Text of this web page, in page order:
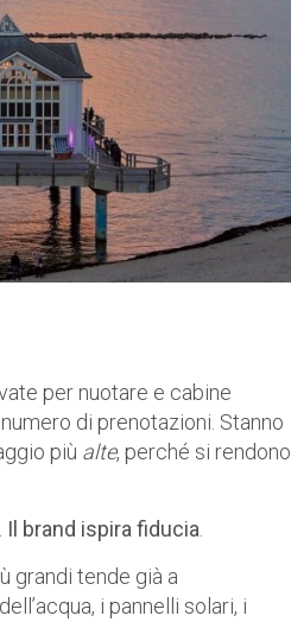
per nuotare e cabine
di prenotazioni. Stanno
più alte, perché si rendono
Il brand ispira fiducia.
grandi tende già a
i pannelli solari, i